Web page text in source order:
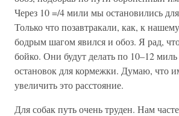
Через 10 =/4 мили мы остановились для
Только что позавтракали, как, к
бодрым шагом явился и обоз. Я рад,
бойко. Они будут делать по 10–12 миль
остановок для кормежки. Думаю, что
увеличить это расстояние.
Для собак путь очень труден. Нам